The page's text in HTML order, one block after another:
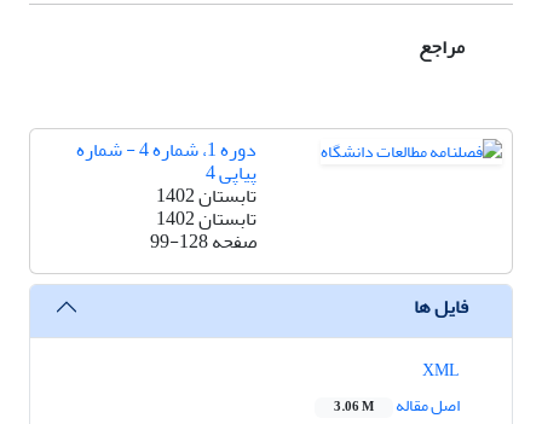
مراجع
دوره 1، شماره 4 - شماره
پیاپی 4
تابستان 1402
تابستان 1402
صفحه99-128
فایل ها
اصل مقاله
3.06 M